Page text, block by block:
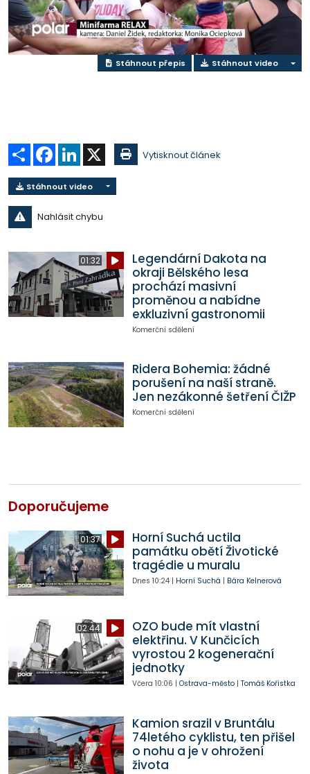
video
Stáhnout přepis Stáhnout video
Sdílet Facebook
LinkedIn Vytisknout článek
Stáhnout video
Nahlásit chybu
01:32
Legendární Dakota na
okraji Bělského lesa
prochází masivní
proměnou a nabídne
exkluzivní gastronomii
Komerční sdělení
Ridera Bohemia: žádné
porušení na naší straně.
Jen nezákonné šetření ČIŽP
Komerční sdělení
Doporučujeme
01:37
Horní Suchá uctila
památku obětí Životické
tragédie u muralu
Dnes 10:24| Horní Suchá | Bára Kelnerová
02:44
OZO bude mít vlastní
elektřinu. V Kunčicích
vyrostou 2 kogenerační
jednotky
Včera 10:06 | Ostrava-město| Tomáš Kořistka
Kamion srazil v Bruntálu
74letého cyklistu, ten přišel
o nohu a je v ohrožení
života